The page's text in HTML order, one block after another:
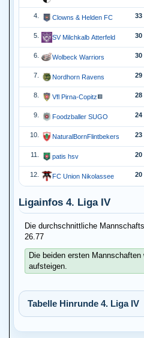
4. Clowns & Helden FC 33
5. SV Milchkalb Atterfeld 30
6. Wolbeck Warriors 30
7. Nordhorn Ravens 29
8. Vfl Pirna-Copitz 🟥 28
9. Foodzballer SUGO 24
10. NaturalBornFlintbekers 23
11. patis hsv 20
12. FC Union Nikolassee 20
Ligainfos 4. Liga IV
Die durchschnittliche
26.77
Die beiden ersten Mannschaften
aufsteigen.
Tabelle Hinrunde 4. Liga IV